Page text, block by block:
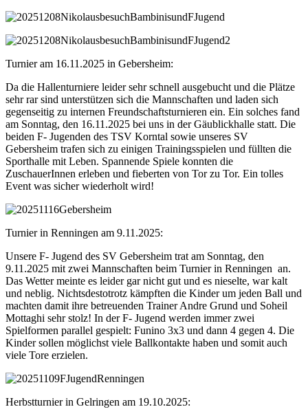
Turnier am 16.11.2025 in Gebersheim:
Da die Hallenturniere leider sehr schnell ausgebucht und die Plätze
sehr rar sind unterstützen sich die Mannschaften und laden sich
gegenseitig zu internen Freundschaftsturnieren ein. Ein solches fand
am Sonntag, den 16.11.2025 bei uns in der Gäublickhalle statt. Die
beiden F- Jugenden des TSV Korntal sowie unseres SV
Gebersheim trafen sich zu einigen Trainingsspielen und füllten die
Sporthalle mit Leben. Spannende Spiele konnten die
ZuschauerInnen erleben und fieberten von Tor zu Tor. Ein tolles
Event was sicher wiederholt wird!
Turnier in Renningen am 9.11.2025:
Unsere F- Jugend des SV Gebersheim trat am Sonntag, den
9.11.2025 mit zwei Mannschaften beim Turnier in Renningen an.
Das Wetter meinte es leider gar nicht gut und es nieselte, war kalt
und neblig. Nichtsdestotrotz kämpften die Kinder um jeden Ball und
machten damit ihre betreuenden Trainer Andre Grund und Soheil
Mottaghi sehr stolz! In der F- Jugend werden immer zwei
Spielformen parallel gespielt: Funino 3x3 und dann 4 gegen 4. Die
Kinder sollen möglichst viele Ballkontakte haben und somit auch
viele Tore erzielen.
Herbstturnier in Gelringen am 19.10.2025: